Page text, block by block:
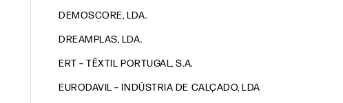
DEMOSCORE, LDA.
DREAMPLAS, LDA.
ERT – TÊXTIL PORTUGAL, S.A.
EURODAVIL – INDÚSTRIA DE CALÇADO, LDA